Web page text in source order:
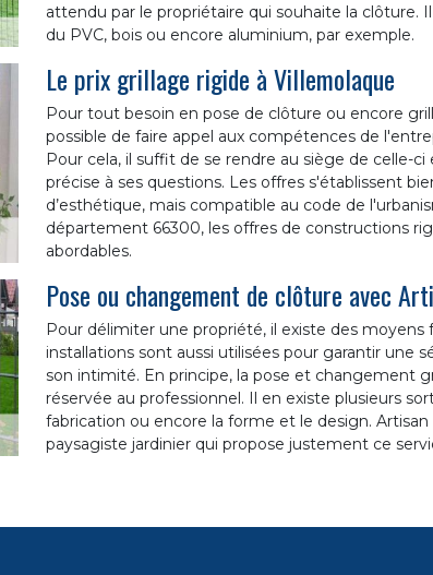
attendu par le propriétaire qui souhaite la clôture.
du PVC, bois ou encore aluminium, par exemple.
Le prix grillage rigide à Villemolaque
Pour tout besoin en pose de clôture ou encore
possible de faire appel aux compétences de
Pour cela, il suffit de se rendre au siège de celle-
précise à ses questions. Les offres s'établissent
d’esthétique, mais compatible au code de
département 66300, les offres de constructions
abordables.
Pose ou changement de clôture avec
Pour délimiter une propriété, il existe des moyens
installations sont aussi utilisées pour garantir une
son intimité. En principe, la pose et changement
réservée au professionnel. Il en existe plusieurs
fabrication ou encore la forme et le design.
paysagiste jardinier qui propose justement ce